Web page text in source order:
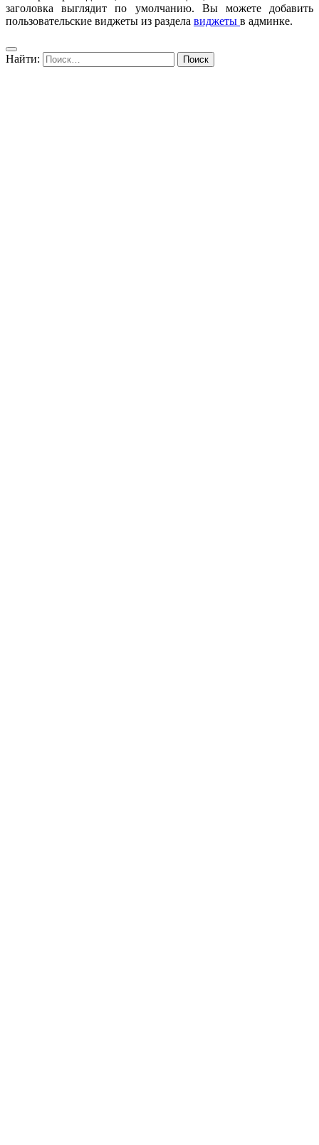
заголовка выглядит по умолчанию. Вы можете добавить
пользовательские виджеты из раздела виджеты в админке.
Найти: